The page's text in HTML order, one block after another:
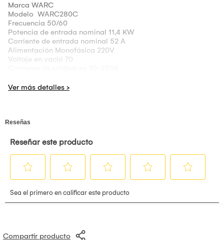
Marca WARC
Modelo WARC280C
Frecuencia 50/60
Potencia de entrada nominal 11,4 KW
Corriente de entrada nominal 52 A
Alimentación Monofásica 220V
Voltaje en vació 70
VRD SI
Tipos de electrodos 6011, 6010, 6013, 7018
Grapa Tierra
Porta Electrodo
Careta WARC o Soldamundo (El diseño de la careta puede
Características
medidor digital, para una visualización simultánea de la
Compartir producto